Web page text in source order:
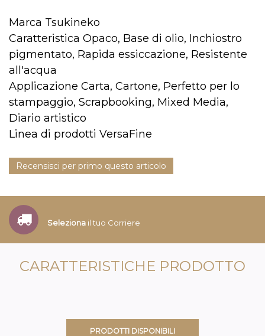
Marca Tsukineko
Caratteristica Opaco, Base di olio, Inchiostro
pigmentato, Rapida essiccazione, Resistente
all'acqua
Applicazione Carta, Cartone, Perfetto per lo
stampaggio, Scrapbooking, Mixed Media,
Diario artistico
Linea di prodotti VersaFine
Recensisci per primo questo articolo
Seleziona il tuo Corriere
CARATTERISTICHE PRODOTTO
PRODOTTI DISPONIBILI